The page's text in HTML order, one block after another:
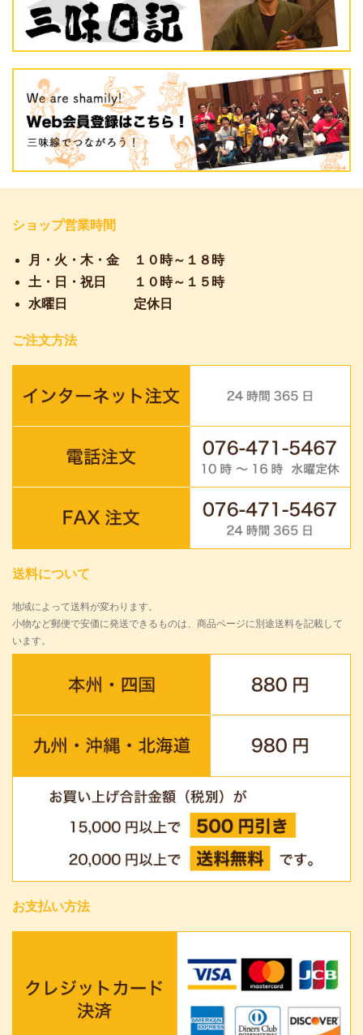
ショップ営業時間
月・火・木・金
１０時～１８時
土・日・祝日
１０時～１５時
水曜日
定休日
ご注文方法
送料について
地域によって送料が変わります。
小物など郵便で安価に発送できるものは、商品ページに別途送料を記載して
います。
お支払い方法